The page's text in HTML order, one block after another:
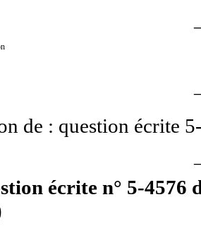
de : question écrite
écrite n° 5-4576